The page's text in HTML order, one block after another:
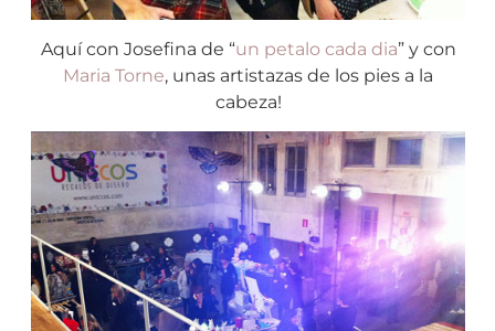
Aquí con Josefina de “un petalo cada dia” y con
Maria Torne, unas artistazas de los pies a la
cabeza!